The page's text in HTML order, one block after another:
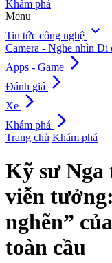
Khám phá
Menu
Tin tức công nghệ expand_more
Camera - Nghe nhìn Di
Apps - Game arrow_forward_ios
Đánh giá arrow_forward_ios
Xe arrow_forward_ios
Khám phá arrow_forward_ios
Trang chủ Khám phá
Kỹ sư
viễn
nghẽn”
toàn cầu